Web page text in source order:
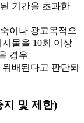
기간을 초과한
이나 광고목적으
물을 10회 이상
경우
배된다고 판단되
지 및 제한)